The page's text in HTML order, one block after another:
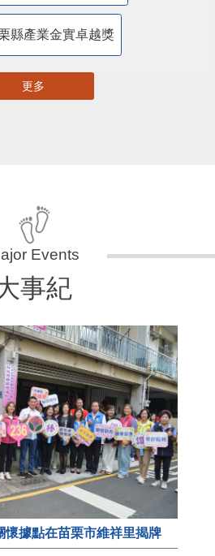
縣產業金實卓越獎
更多
事紀
懷據點在苗栗市維祥里揭牌